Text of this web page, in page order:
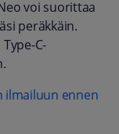
voi suorittaa
peräkkäin.
C-
ilmailuun ennen